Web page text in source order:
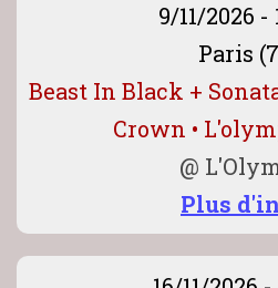
9/11/2026 -
Paris
Beast In Black +
Crown •
@
Plus